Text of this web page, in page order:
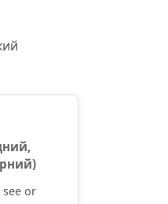
see or